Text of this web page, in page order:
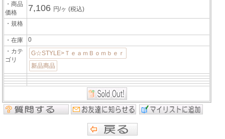
・商品
価格
7,106 円/ヶ(税込)
・規格
・在庫
0
・カテ
ゴリ
G☆STYLE>ＴｅａｍＢｏｍｂｅｒ
新品商品